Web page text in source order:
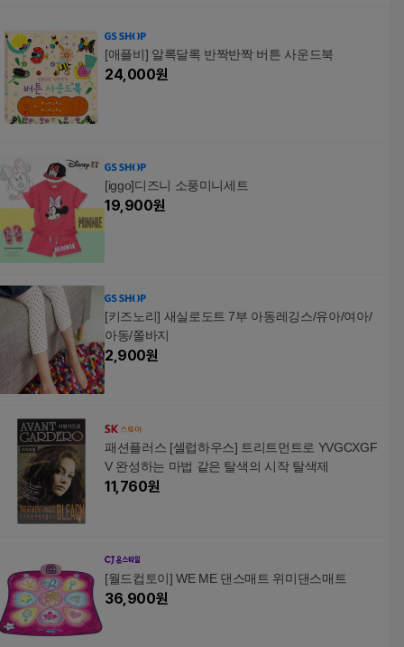
[애플비] 알록달록 반짝반짝 버튼 사운드북
24,000원
[iggo]디즈니 소풍미니세트
19,900원
[키즈노리] 새실로도트 7부 아동레깅스/유아/여아/
아동/쫄바지
2,900원
패션플러스 [셀럽하우스] 트리트먼트로 YVGCXGF
V 완성하는 마법 같은 탈색의 시작 탈색제
11,760원
[월드컵토이] WE ME 댄스매트 위미댄스매트
36,900원